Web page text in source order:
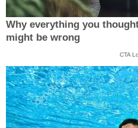
Why everything you
might be wrong
CTA